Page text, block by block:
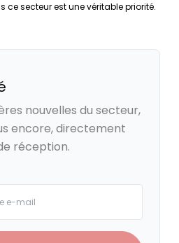
secteur est une véritable priorité.
nouvelles du secteur,
encore, directement
réception.